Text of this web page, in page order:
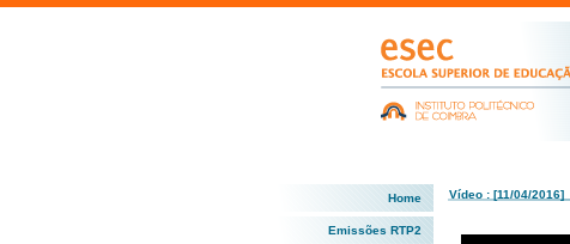
Home
Emissões RTP2
Vídeo : [11/04/2016]